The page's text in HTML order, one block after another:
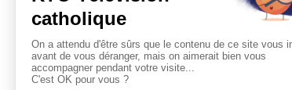
Office des ténèbres
au Sacré-Coeur de
Montmartre
Diffusé le 02/04/2021
Vivez l’Office des ténèbres